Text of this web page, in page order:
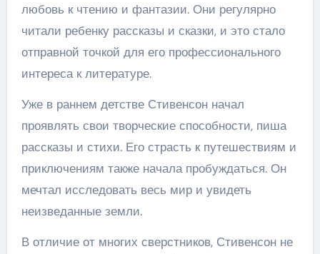
любовь к чтению и фантазии. Они регулярно
читали ребенку рассказы и сказки, и это стало
отправной точкой для его профессионального
интереса к литературе.
Уже в раннем детстве Стивенсон начал
проявлять свои творческие способности, пиша
рассказы и стихи. Его страсть к путешествиям и
приключениям также начала пробуждаться. Он
мечтал исследовать весь мир и увидеть
неизведанные земли.
В отличие от многих сверстников, Стивенсон не